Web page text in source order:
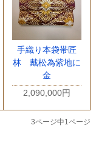
手織り本袋帯匠
林 戴松為紫地に
金
2,090,000円
3ページ中1ページ